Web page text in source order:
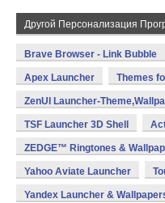
Другой Персонализация
Brave Browser - Link Bubble
Apex Launcher Themes
ZenUI Launcher-
TSF Launcher 3D Shell
ZEDGE™ Ringtones &
Yahoo Aviate Launcher
Yandex Launcher &